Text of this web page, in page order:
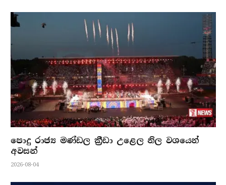
පොදු රාජ්‍ය මණ්ඩල ක්‍රීඩා උළෙල නිල වශයෙන්
අවසන්
2026-08-04